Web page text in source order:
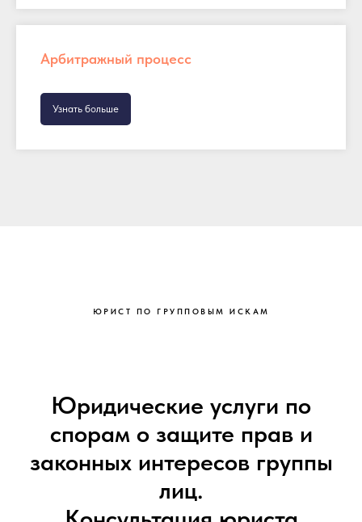
Арбитражный процесс
Узнать больше
ЮРИСТ ПО ГРУППОВЫМ ИСКАМ
Юридические услуги по
спорам о защите прав и
законных интересов группы
лиц.